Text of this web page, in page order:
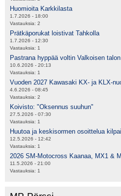
Huomioita Karkkilasta
1.7.2026 - 18:00
Vastauksia: 2
Prätkäporukat loistivat Tahkolla
1.7.2026 - 12:30
Vastauksia: 1
Pastrana hyppää voltin Valkoisen
10.6.2026 - 20:13
Vastauksia: 1
Vuoden 2027 Kawasaki KX- ja KLX-
4.6.2026 - 08:45
Vastauksia: 2
Koivisto: "Oksennus suuhun"
27.5.2026 - 07:30
Vastauksia: 1
Huutoa ja keskisormen osoittelua
12.5.2026 - 12:42
Vastauksia: 1
2026 SM-Motocross Kaanaa, MX1 &
11.5.2026 - 21:00
Vastauksia: 1